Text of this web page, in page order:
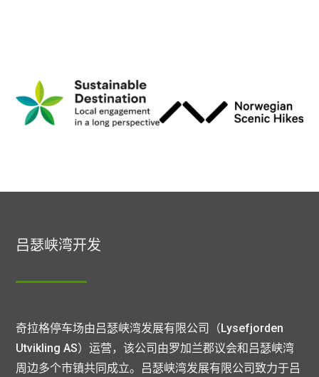
吕瑟峡湾开发
奇拉格停车场由吕瑟峡湾发展有限公司（Lysefjorden
Utvikling AS）运营，该公司由罗加兰郡议会和吕瑟峡湾
周边多个市镇共同成立。吕瑟峡湾发展有限公司致力于吕